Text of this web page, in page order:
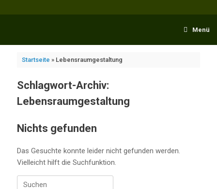
Menü
Startseite » Lebensraumgestaltung
Schlagwort-Archiv:
Lebensraumgestaltung
Nichts gefunden
Das Gesuchte konnte leider nicht gefunden werden.
Vielleicht hilft die Suchfunktion.
Suchen